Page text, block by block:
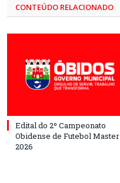
CONTEÚDO RELACIONADO
Edital do 2º Campeonato
Obidense de Futebol Master
2026